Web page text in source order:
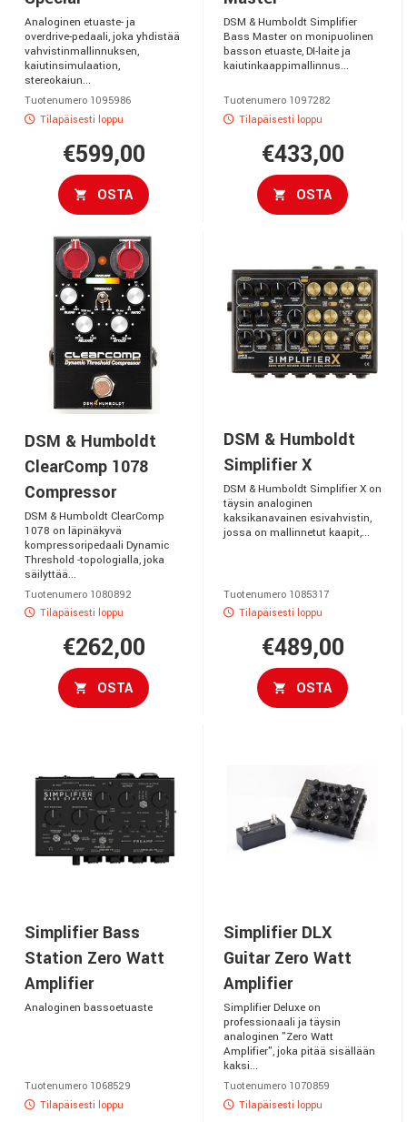
Analoginen etuaste- ja
overdrive-pedaali, joka yhdistää
vahvistinmallinnuksen,
kaiutinsimulaation,
stereokaiun...
Tuotenumero 1095986
Tilapäisesti loppu
€599,00
OSTA
DSM & Humboldt Simplifier
Bass Master on monipuolinen
basson etuaste, DI-laite ja
kaiutinkaappimallinnus...
Tuotenumero 1097282
Tilapäisesti loppu
€433,00
OSTA
DSM & Humboldt
ClearComp 1078
Compressor
DSM & Humboldt ClearComp
1078 on läpinäkyvä
kompressoripedaali Dynamic
Threshold -topologialla, joka
säilyttää...
Tuotenumero 1080892
Tilapäisesti loppu
€262,00
OSTA
DSM & Humboldt
Simplifier X
DSM & Humboldt Simplifier X on
täysin analoginen
kaksikanavainen esivahvistin,
jossa on mallinnetut kaapit,...
Tuotenumero 1085317
Tilapäisesti loppu
€489,00
OSTA
Simplifier Bass
Station Zero Watt
Amplifier
Analoginen bassoetuaste
Tuotenumero 1068529
Tilapäisesti loppu
Simplifier DLX
Guitar Zero Watt
Amplifier
Simplifier Deluxe on
professionaali ja täysin
analoginen "Zero Watt
Amplifier", joka pitää sisällään
kaksi...
Tuotenumero 1070859
Tilapäisesti loppu